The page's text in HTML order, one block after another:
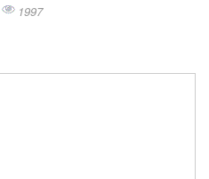
1997